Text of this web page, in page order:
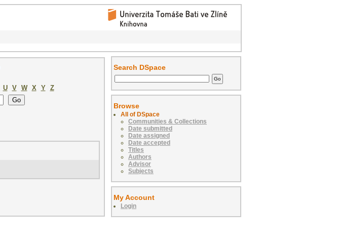
U V W X Y
Z
Search DSpace
Browse
All of DSpace
Communities & Collections
Date submitted
Date assigned
Date accepted
Titles
Authors
Advisor
Subjects
My Account
Login